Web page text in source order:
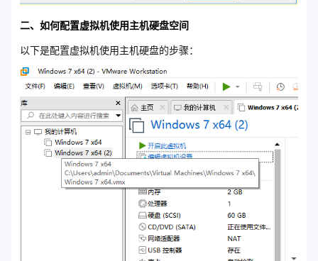
二、如何配置虚拟机使用主机硬盘空间
以下是配置虚拟机使用主机硬盘的步骤：